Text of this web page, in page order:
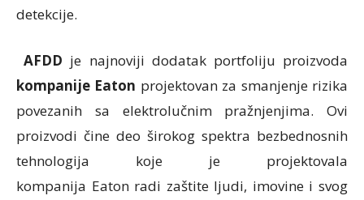
detekcije.
AFDD je najnoviji dodatak portfoliju proizvoda
kompanije Eaton projektovan za smanjenje rizika
povezanih sa elektrolučnim pražnjenjima. Ovi
proizvodi čine deo širokog spektra bezbednosnih
tehnologija koje je projektovala
kompanija Eaton radi zaštite ljudi, imovine i svog